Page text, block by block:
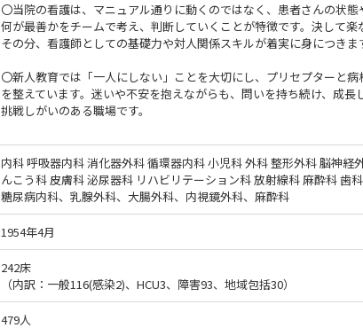
〇当院の看護は、マニュアル通りに動くのではなく、患者さんの状
何が最善かをチームで考え、判断していくことが特徴です。決して楽
その分、看護師としての基礎力や対人関係スキルが着実に身につきま
〇新人教育では「一人にしない」ことを大切にし、プリセプターと
を整えています。迷いや不安を抱えながらも、問いを持ち続け、成長
挑戦しがいのある職場です。
内科 呼吸器内科 消化器外科 循環器内科 小児科 外科 整形外科 脳神経
んこう科 皮膚科 泌尿器科 リハビリテーション科 放射線科 麻酔科 歯
糖尿病内科、乳腺外科、大腸外科、内視鏡外科、麻酔科
1954年4月
242床
（内訳：一般116(感染2)、HCU3、障害93、地域包括30）
479人